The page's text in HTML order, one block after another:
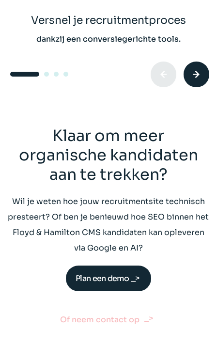
Versnel je recruitmentproces
dankzij een conversiegerichte tools.
Klaar om meer
organische kandidaten
aan te trekken?
Wil je weten hoe jouw recruitmentsite technisch
presteert? Of ben je benieuwd hoe SEO binnen het
Floyd & Hamilton CMS kandidaten kan opleveren
via Google en AI?
Plan een demo
Of neem contact op